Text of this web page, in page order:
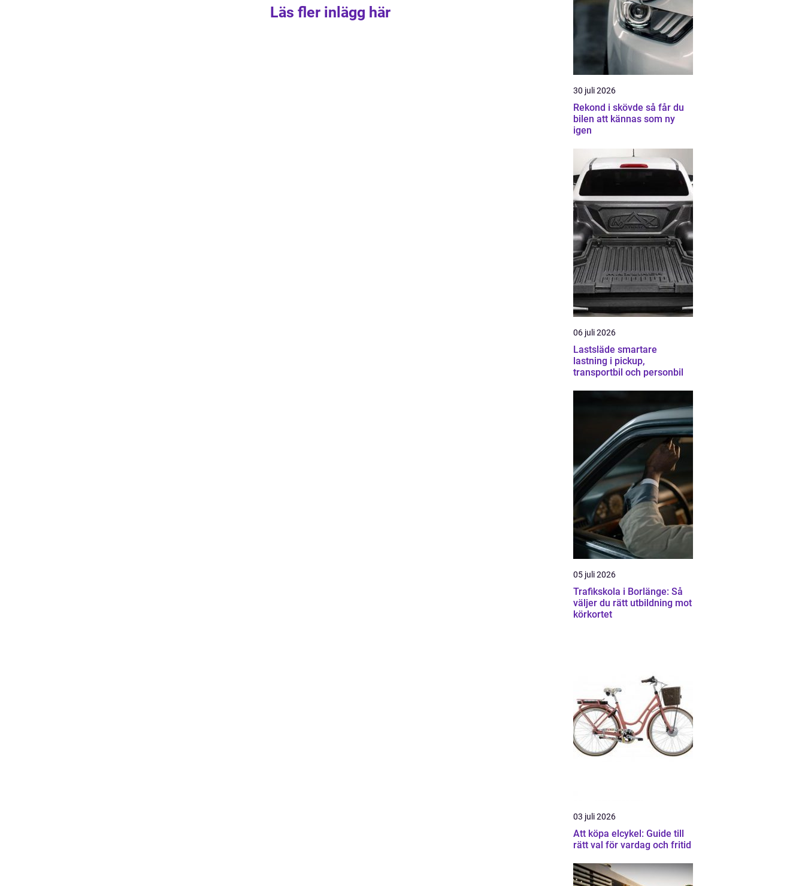
Läs fler inlägg här
30 juli 2026
Rekond i skövde så får du
bilen att kännas som ny
igen
06 juli 2026
Lastsläde smartare
lastning i pickup,
transportbil och personbil
05 juli 2026
Trafikskola i Borlänge: Så
väljer du rätt utbildning mot
körkortet
03 juli 2026
Att köpa elcykel: Guide till
rätt val för vardag och fritid